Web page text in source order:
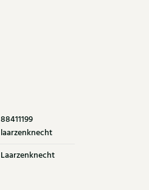
88411199
laarzenknecht
Laarzenknecht